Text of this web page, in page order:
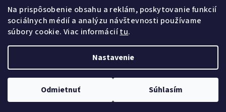
Na prispôsobenie obsahu a reklám, poskytovanie funkcií
sociálnych médií a analýzu návštevnosti používame
súbory cookie. Viac informáciítu.
Nastavenie
Odmietnuť Súhlasím
Ochrana osobných údajov
Splátkový predaj
Upraviť nastavenie cookies
Vytvoril Shoptet